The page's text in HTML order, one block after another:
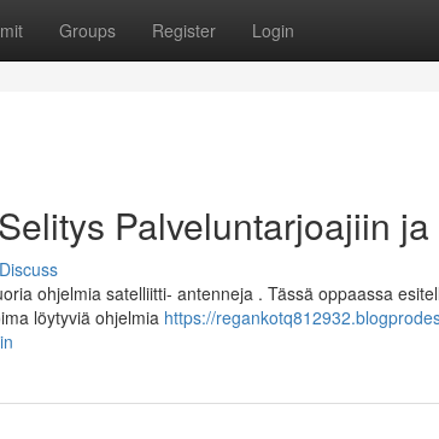
Groups Register Login
Palveluntarjoajiin
Discuss
ohjelmia satelliitti- antenneja . Tässä oppaassa
löytyviä ohjelmia https://